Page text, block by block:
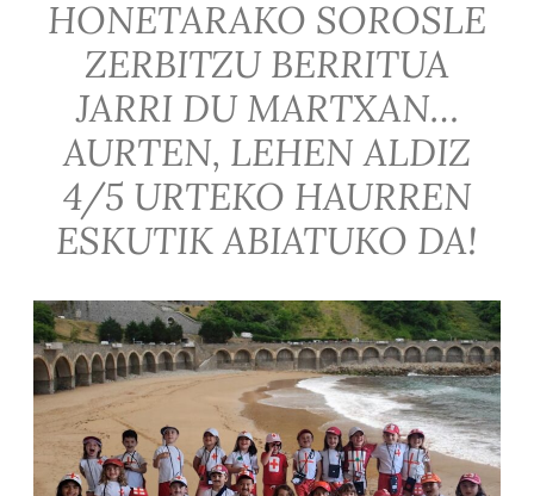
HONETARAKO SOROSLE
ZERBITZU BERRITUA
JARRI DU MARTXAN…
AURTEN, LEHEN ALDIZ
4/5 URTEKO HAURREN
ESKUTIK ABIATUKO DA!